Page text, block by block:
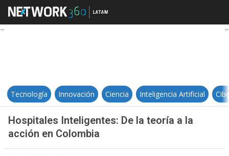
Hospitales Inteligentes: De la
Tecnología Innovación Ciencia Inteligencia Artificial
Hospitales Inteligentes: De la teoría a la
acción en Colombia